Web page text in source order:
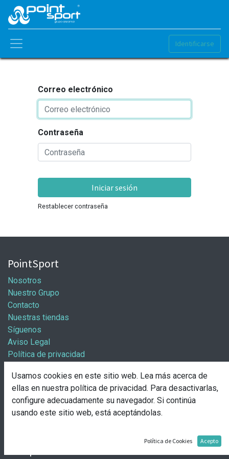
Identificarse
Correo electrónico
Contraseña
Iniciar sesión
Restablecer contraseña
PointSport
Nosotros
Nuestro Grupo
Contacto
Nuestras tiendas
Síguenos
Aviso Legal
Política de privacidad
Información / Franquicias
Abre tu tienda
Pasos para abrir tu tienda
Usamos cookies en este sitio web. Lea más acerca de
ellas en nuestra política de privacidad. Para desactivarlas,
configure adecuadamente su navegador. Si continúa
usando este sitio web, está aceptándolas.
Política de Cookies Acepto